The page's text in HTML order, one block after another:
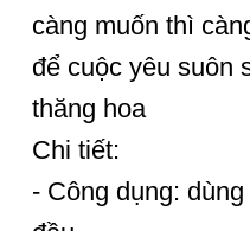
càng muốn thì
để cuộc yêu suôn
thăng hoa
Chi tiết:
- Công dụng: